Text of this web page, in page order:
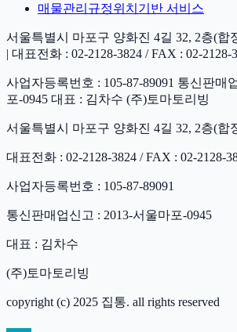
매물관리규정위치기반 서비스
서울특별시 마포구 양화진 4길 32, 2층(합
| 대표전화 : 02-2128-3824 / FAX : 02-2128-
사업자등록번호 : 105-87-89091 통신판매
포-0945 대표 : 김차수 (주)토마토리빙
서울특별시 마포구 양화진 4길 32, 2층(합
대표전화 : 02-2128-3824 / FAX : 02-2128-
사업자등록번호 : 105-87-89091
통신판매업신고 : 2013-서울마포-0945
대표 : 김차수
(주)토마토리빙
copyright (c) 2025 집통. all rights reserved